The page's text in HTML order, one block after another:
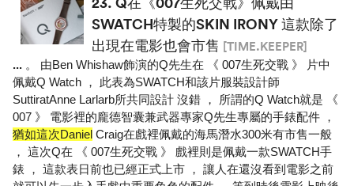
SWATCH特製的SKIN IRONY 這款除了
出現在電影也會市售 [TIME.KEEPER]
... 。 由Ben Whishaw飾演的Q先生在 《 007生死交戰 》 片中
佩戴Q Watch ， 此表為SWATCH和該片服裝設計師
SuttiratAnne Larlarb所共同設計 沒錯 ， 所謂的Q Watch就是 《
007 》 電影裡的龐德智囊兼武器專家Q先生專屬的手錶配件 ，
猶如這次Daniel Craig在戲裡佩戴的海馬潛水300米有市售一般
， 這次Q在 《 007生死交戰 》 戲裡則是佩戴一款SWATCH手
錶 ， 這款表日前也已經正式上市 ， 讓人在還沒看到電影之前